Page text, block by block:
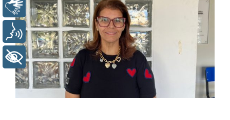
Libras
Voz
+ Acessibilidade